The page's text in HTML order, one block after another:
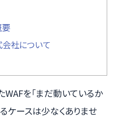
要
社について
を「まだ動いているか
ケースは少なくありませ